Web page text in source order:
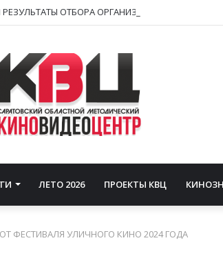
ЛЕТО 2026 ПРОЕКТЫ КВЦ
ФЕСТИВАЛЯ УЛИЧНОГО КИНО 2024 ГОДА